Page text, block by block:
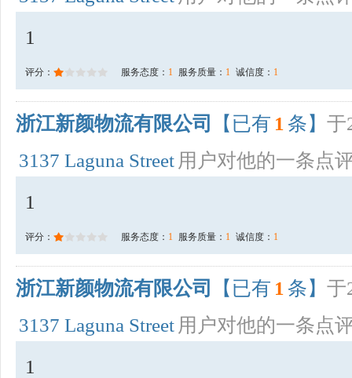
1
评分： 服务态度： 1 服务质量： 1 诚信度： 1
浙江新颜物流有限公司 【已有 1 条】 于
3137 Laguna Street 用户对他的一条点
1
评分： 服务态度： 1 服务质量： 1 诚信度： 1
浙江新颜物流有限公司 【已有 1 条】 于
3137 Laguna Street 用户对他的一条点
1